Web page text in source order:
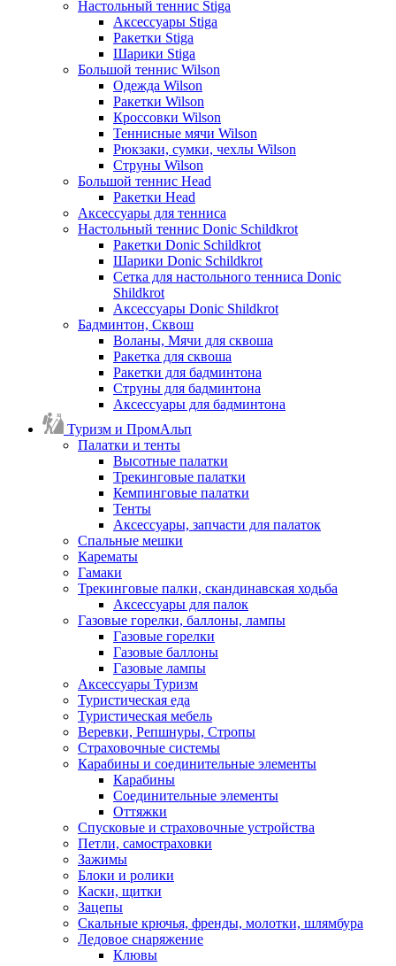
Настольный теннис Stiga
Аксессуары Stiga
Ракетки Stiga
Шарики Stiga
Большой теннис Wilson
Одежда Wilson
Ракетки Wilson
Кроссовки Wilson
Теннисные мячи Wilson
Рюкзаки, сумки, чехлы Wilson
Струны Wilson
Большой теннис Head
Ракетки Head
Аксессуары для тенниса
Настольный теннис Donic Schildkrot
Ракетки Donic Schildkrot
Шарики Donic Schildkrot
Сетка для настольного тенниса Donic
Shildkrot
Аксессуары Donic Shildkrot
Бадминтон, Сквош
Воланы, Мячи для сквоша
Ракетка для сквоша
Ракетки для бадминтона
Струны для бадминтона
Аксессуары для бадминтона
Туризм и ПромАльп
Палатки и тенты
Высотные палатки
Трекинговые палатки
Кемпинговые палатки
Тенты
Аксессуары, запчасти для палаток
Спальные мешки
Карематы
Гамаки
Трекинговые палки, скандинавская ходьба
Аксессуары для палок
Газовые горелки, баллоны, лампы
Газовые горелки
Газовые баллоны
Газовые лампы
Аксессуары Туризм
Туристическая еда
Туристическая мебель
Веревки, Репшнуры, Стропы
Страховочные системы
Карабины и соединительные элементы
Карабины
Соединительные элементы
Оттяжки
Спусковые и страховочные устройства
Петли, самостраховки
Зажимы
Блоки и ролики
Каски, щитки
Зацепы
Скальные крючья, френды, молотки, шлямбура
Ледовое снаряжение
Клювы